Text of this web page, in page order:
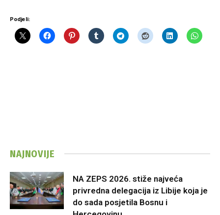
Podjeli:
NAJNOVIJE
NA ZEPS 2026. stiže najveća
privredna delegacija iz Libije koja je
do sada posjetila Bosnu i